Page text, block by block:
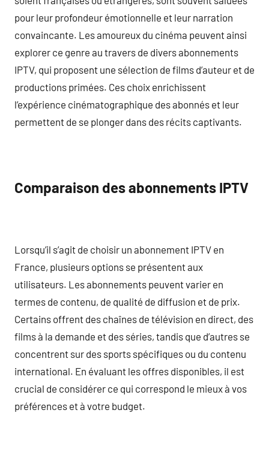
pour leur profondeur émotionnelle et leur narration
convaincante. Les amoureux du cinéma peuvent ainsi
explorer ce genre au travers de divers abonnements
IPTV, qui proposent une sélection de films d’auteur et de
productions primées. Ces choix enrichissent
l’expérience cinématographique des abonnés et leur
permettent de se plonger dans des récits captivants.
Comparaison des abonnements IPTV
Lorsqu’il s’agit de choisir un abonnement IPTV en
France, plusieurs options se présentent aux
utilisateurs. Les abonnements peuvent varier en
termes de contenu, de qualité de diffusion et de prix.
Certains offrent des chaînes de télévision en direct, des
films à la demande et des séries, tandis que d’autres se
concentrent sur des sports spécifiques ou du contenu
international. En évaluant les offres disponibles, il est
crucial de considérer ce qui correspond le mieux à vos
préférences et à votre budget.